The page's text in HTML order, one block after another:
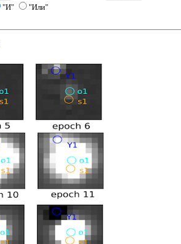
"И" "Или"